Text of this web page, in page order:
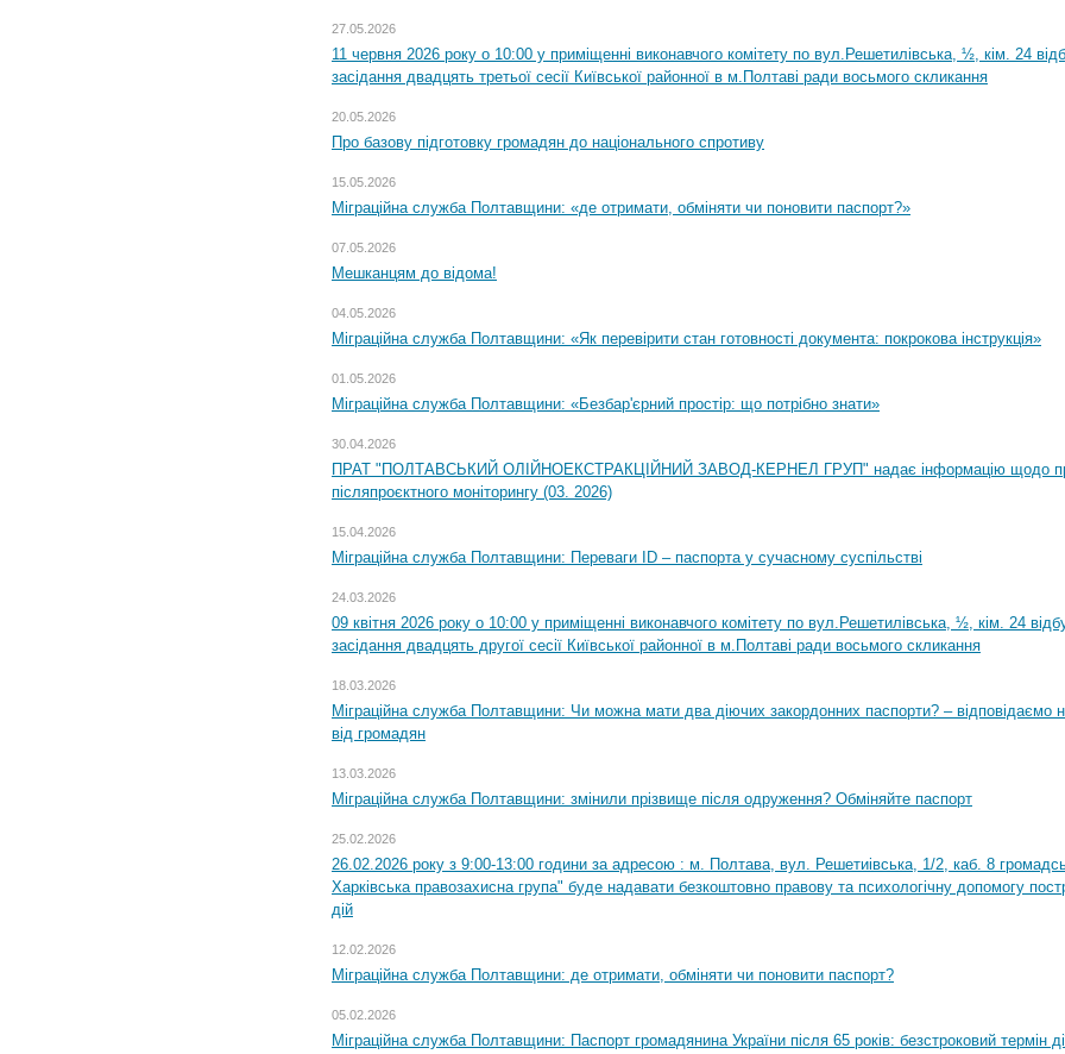
27.05.2026
11 червня 2026 року о 10:00 у приміщенні виконавчого комітету по вул.Решетилівська, ½, кім. 24
засідання двадцять третьої сесії Київської районної в м.Полтаві ради восьмого скликання
20.05.2026
Про базову підготовку громадян до національного спротиву
15.05.2026
Міграційна служба Полтавщини: «де отримати, обміняти чи поновити паспорт?»
07.05.2026
Мешканцям до відома!
04.05.2026
Міграційна служба Полтавщини: «Як перевірити стан готовності документа: покрокова інструкція»
01.05.2026
Міграційна служба Полтавщини: «Безбар'єрний простір: що потрібно знати»
30.04.2026
ПРАТ "ПОЛТАВСЬКИЙ ОЛІЙНОЕКСТРАКЦІЙНИЙ ЗАВОД-КЕРНЕЛ ГРУП" надає інформацію щодо
післяпроєктного моніторингу (03. 2026)
15.04.2026
Міграційна служба Полтавщини: Переваги ID – паспорта у сучасному суспільстві
24.03.2026
09 квітня 2026 року о 10:00 у приміщенні виконавчого комітету по вул.Решетилівська, ½, кім. 24
засідання двадцять другої сесії Київської районної в м.Полтаві ради восьмого скликання
18.03.2026
Міграційна служба Полтавщини: Чи можна мати два діючих закордонних паспорти? – відповідаємо
від громадян
13.03.2026
Міграційна служба Полтавщини: змінили прізвище після одруження? Обміняйте паспорт
25.02.2026
26.02.2026 року з 9:00-13:00 години за адресою : м. Полтава, вул. Решетиівська, 1/2, каб. 8
Харківська правозахисна група" буде надавати безкоштовно правову та психологічну допомогу
дій
12.02.2026
Міграційна служба Полтавщини: де отримати, обміняти чи поновити паспорт?
05.02.2026
Міграційна служба Полтавщини: Паспорт громадянина України після 65 років: безстроковий термін